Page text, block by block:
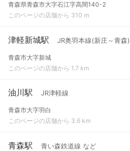
青森県青森市大字石江字高間140-2
このページの店舗から 310 m
津軽新城駅 JR奥羽本線(新庄～青森)
青森市大字新城
このページの店舗から 1.7 km
油川駅 JR津軽線
青森市大字羽白
このページの店舗から 3.6 km
青森駅 青い森鉄道線 など